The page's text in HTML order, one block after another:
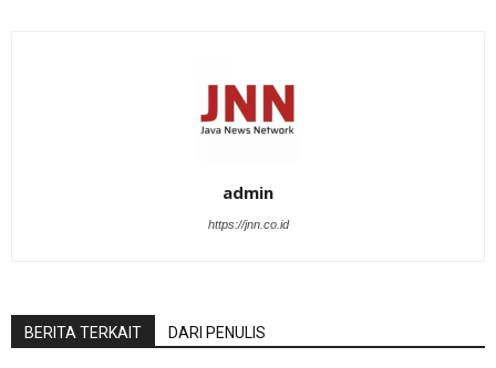
admin
https://jnn.co.id
BERITA TERKAIT DARI PENULIS